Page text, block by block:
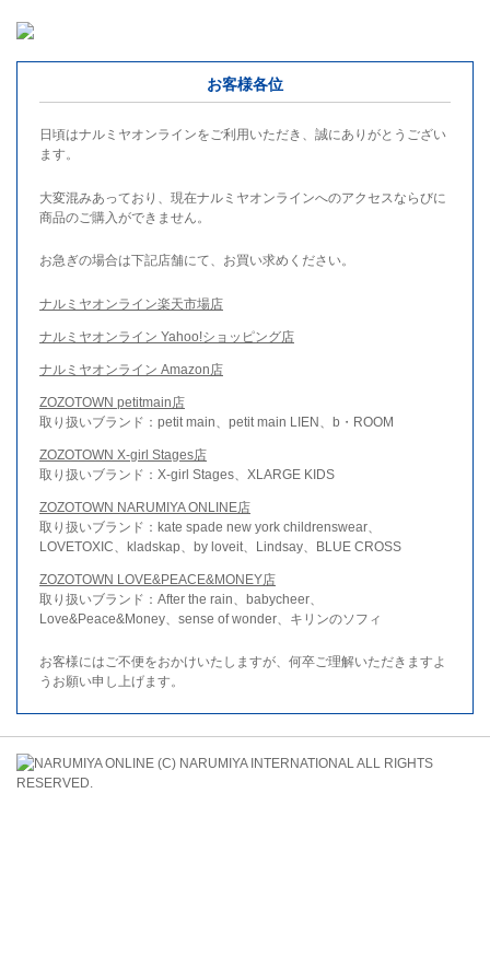
お客様各位
日頃はナルミヤオンラインをご利用いただき、誠にありがとうござい
ます。
大変混みあっており、現在ナルミヤオンラインへのアクセスならびに
商品のご購入ができません。
お急ぎの場合は下記店舗にて、お買い求めください。
ナルミヤオンライン楽天市場店
ナルミヤオンライン Yahoo!ショッピング店
ナルミヤオンライン Amazon店
ZOZOTOWN petitmain店
取り扱いブランド：petit main、petit main LIEN、b・ROOM
ZOZOTOWN X-girl Stages店
取り扱いブランド：X-girl Stages、XLARGE KIDS
ZOZOTOWN NARUMIYA ONLINE店
取り扱いブランド：kate spade new york childrenswear、
LOVETOXIC、kladskap、by loveit、Lindsay、BLUE CROSS
ZOZOTOWN LOVE&PEACE&MONEY店
取り扱いブランド：After the rain、babycheer、
Love&Peace&Money、sense of wonder、キリンのソフィ
お客様にはご不便をおかけいたしますが、何卒ご理解いただきますよ
うお願い申し上げます。